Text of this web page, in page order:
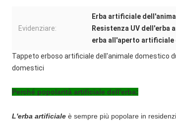
Evidenziare:
Erba artificiale
Resistenza UV
erba all'aperto artificiale
Tappeto erboso artificiale dell'animale domestico
domestici
Perché popolarità artificiale dell'erba:
L'erba artificiale è sempre più popolare in